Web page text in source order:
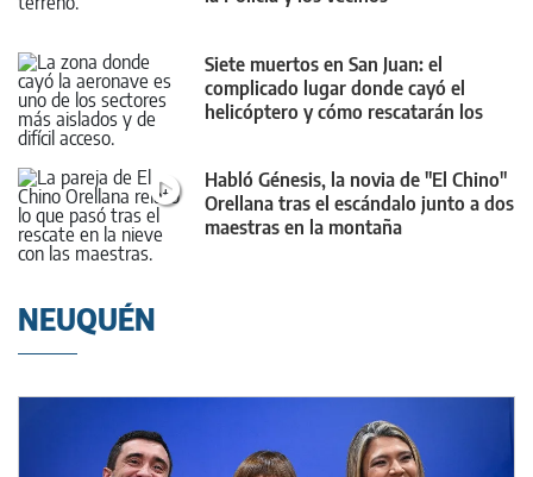
Siete muertos en San Juan: el
complicado lugar donde cayó el
helicóptero y cómo rescatarán los
Habló Génesis, la novia de "El Chino"
Orellana tras el escándalo junto a dos
maestras en la montaña
NEUQUÉN